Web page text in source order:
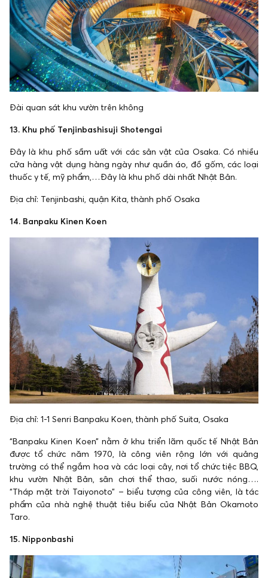
Đài quan sát khu vườn trên không
13. Khu phố Tenjinbashisuji Shotengai
Đây là khu phố sầm uất với các sản vật của Osaka. Có nhiều
cửa hàng vật dụng hàng ngày như quần áo, đồ gốm, các loại
thuốc y tế, mỹ phẩm,…Đây là khu phố dài nhất Nhật Bản.
Địa chỉ: Tenjinbashi, quận Kita, thành phố Osaka
14. Banpaku Kinen Koen
Địa chỉ: 1-1 Senri Banpaku Koen, thành phố Suita, Osaka
“Banpaku Kinen Koen” nằm ở khu triển lãm quốc tế Nhật Bản
được tổ chức năm 1970, là công viên rộng lớn với quảng
trường có thể ngắm hoa và các loại cây, nơi tổ chức tiệc BBQ,
khu vườn Nhật Bản, sân chơi thể thao, suối nước nóng….
“Tháp mặt trời Taiyonoto” – biểu tượng của công viên, là tác
phẩm của nhà nghệ thuật tiêu biểu của Nhật Bản Okamoto
Taro.
15. Nipponbashi